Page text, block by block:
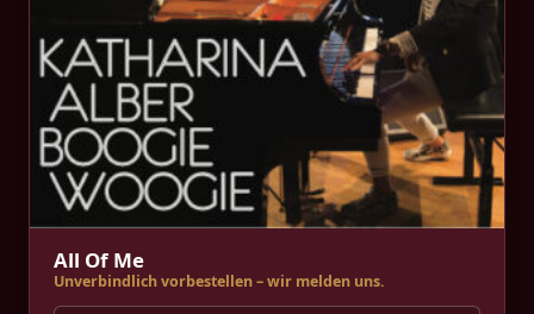
All Of Me
Unverbindlich vorbestellen – wir melden uns.